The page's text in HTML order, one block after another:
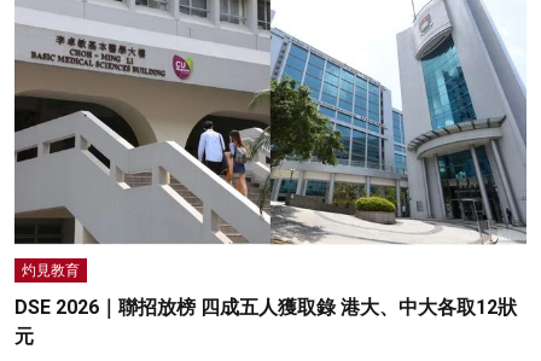
灼見教育
DSE 2026｜聯招放榜 四成五人獲取錄 港大、中大各取12狀
元